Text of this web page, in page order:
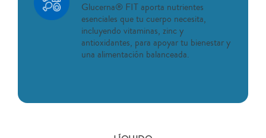
Glucerna® FIT aporta nutrientes
esenciales que tu cuerpo necesita,
incluyendo vitaminas, zinc y
antioxidantes, para apoyar tu bienestar y
una alimentación balanceada.